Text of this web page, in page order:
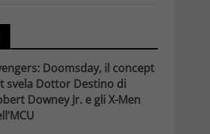
Doomsday, il concept
svela Dottor Destino di
Downey Jr. e gli X-Men